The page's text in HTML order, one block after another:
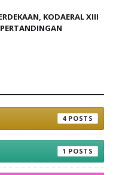
KODAERAL XIII
4
1